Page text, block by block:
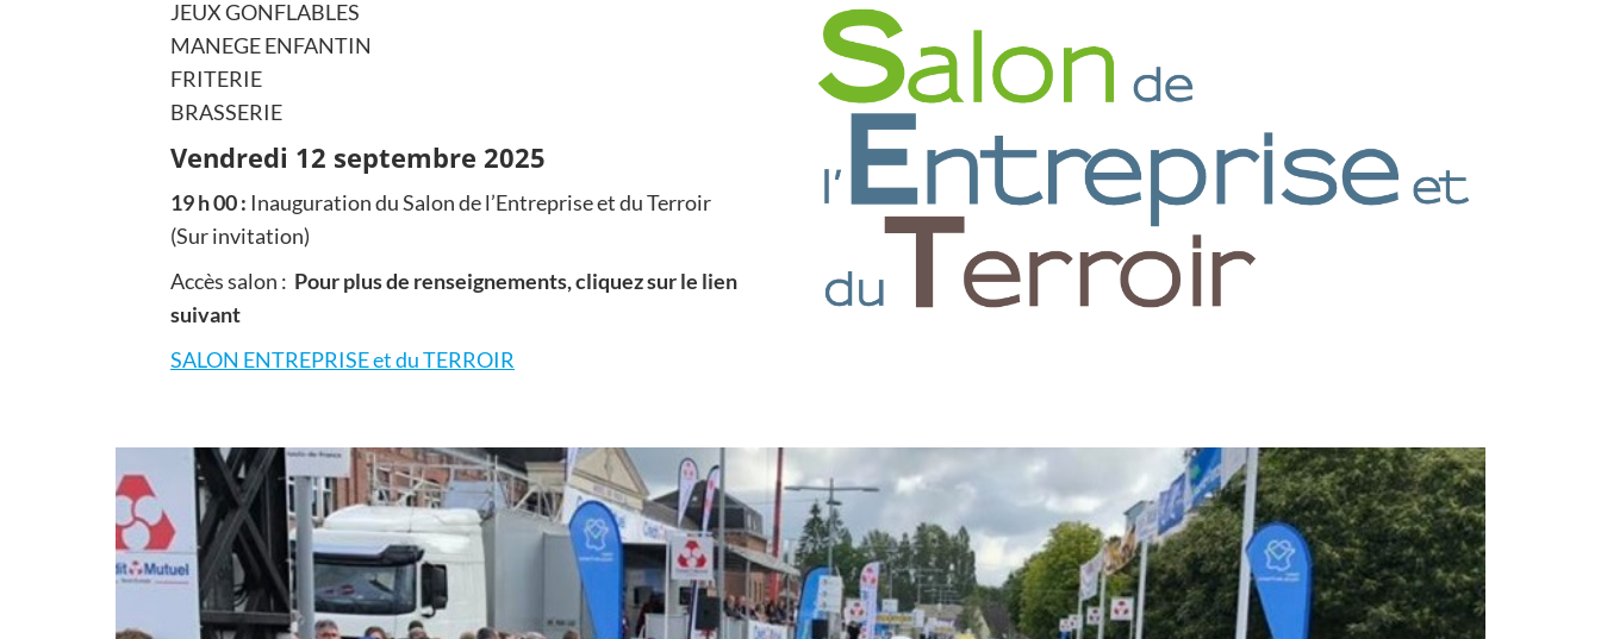
JEUX GONFLABLES
MANEGE ENFANTIN
FRITERIE
BRASSERIE
Vendredi 12 septembre 2025
19 h 00 : Inauguration du Salon de l’Entreprise et du Terroir
(Sur invitation)
Accès salon : Pour plus de renseignements, cliquez sur le lien
suivant
SALON ENTREPRISE et du TERROIR